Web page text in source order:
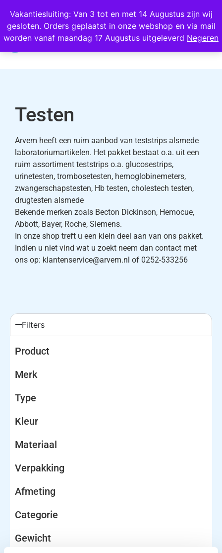
Vakantiesluiting: Van 3 tot en met 14 Augustus zijn wij
gesloten. Orders geplaatst in onze webshop en via mail
worden vanaf maandag 17 Augustus uitgeleverd Negeren
Wij scoren een 4,8 op Google
0
Testen
Arvem heeft een ruim aanbod van teststrips alsmede
laboratoriumartikelen. Het pakket bestaat o.a. uit een
ruim assortiment teststrips o.a. glucosestrips,
urinetesten, trombosetesten, hemoglobinemeters,
zwangerschapstesten, Hb testen, cholestech testen,
drugtesten alsmede
Bekende merken zoals Becton Dickinson, Hemocue,
Abbott, Bayer, Roche, Siemens.
In onze shop treft u een klein deel aan van ons pakket.
Indien u niet vind wat u zoekt neem dan contact met
ons op: klantenservice@arvem.nl of 0252-533256
Filters
Product
Merk
Type
Kleur
Materiaal
Verpakking
Afmeting
Categorie
Gewicht